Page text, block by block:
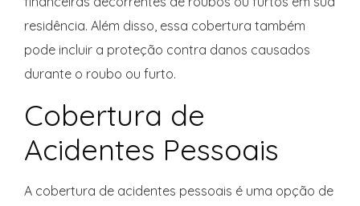
residência. Além disso, essa cobertura também
pode incluir a proteção contra danos causados
durante o roubo ou furto.
Cobertura de
Acidentes Pessoais
A cobertura de acidentes pessoais é uma opção de